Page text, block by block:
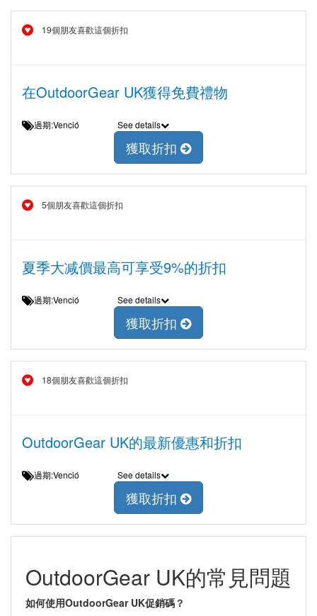
19個朋友喜歡這個折扣
在OutdoorGear UK獲得免費禮物
過期:Venció See details
獲取折扣
5個朋友喜歡這個折扣
夏季大减價最高可享受9%的折扣
過期:Venció See details
獲取折扣
18個朋友喜歡這個折扣
OutdoorGear UK的最新優惠和折扣
過期:Venció See details
獲取折扣
OutdoorGear UK的常見問題
如何使用OutdoorGear UK促銷碼？